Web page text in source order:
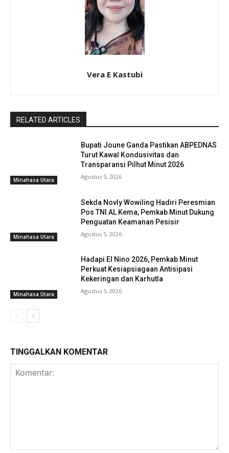
Vera E Kastubi
RELATED ARTICLES
Minahasa Utara
Bupati Joune Ganda Pastikan ABPEDNAS
Turut Kawal Kondusivitas dan
Transparansi Pilhut Minut 2026
Agustus 5, 2026
Minahasa Utara
Sekda Novly Wowiling Hadiri Peresmian
Pos TNI AL Kema, Pemkab Minut Dukung
Penguatan Keamanan Pesisir
Agustus 5, 2026
Minahasa Utara
Hadapi El Nino 2026, Pemkab Minut
Perkuat Kesiapsiagaan Antisipasi
Kekeringan dan Karhutla
Agustus 5, 2026
TINGGALKAN KOMENTAR